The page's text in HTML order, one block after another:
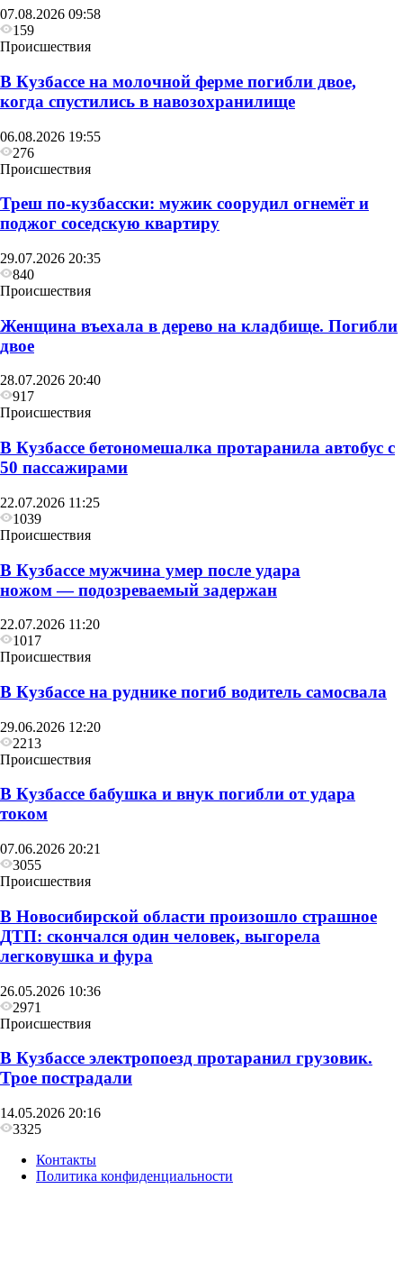
07.08.2026 09:58
159
Происшествия
В Кузбассе на молочной ферме погибли двое,
когда спустились в навозохранилище
06.08.2026 19:55
276
Происшествия
Треш по-кузбасски: мужик соорудил огнемёт и
поджог соседскую квартиру
29.07.2026 20:35
840
Происшествия
Женщина въехала в дерево на кладбище. Погибли
двое
28.07.2026 20:40
917
Происшествия
В Кузбассе бетономешалка протаранила автобус с
50 пассажирами
22.07.2026 11:25
1039
Происшествия
В Кузбассе мужчина умер после удара
ножом — подозреваемый задержан
22.07.2026 11:20
1017
Происшествия
В Кузбассе на руднике погиб водитель самосвала
29.06.2026 12:20
2213
Происшествия
В Кузбассе бабушка и внук погибли от удара
током
07.06.2026 20:21
3055
Происшествия
В Новосибирской области произошло страшное
ДТП: скончался один человек, выгорела
легковушка и фура
26.05.2026 10:36
2971
Происшествия
В Кузбассе электропоезд протаранил грузовик.
Трое пострадали
14.05.2026 20:16
3325
Контакты
Политика конфиденциальности